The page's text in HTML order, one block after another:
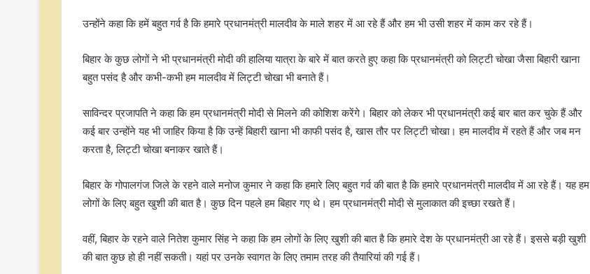
उन्होंने कहा कि हमें बहुत गर्व है कि हमारे प्रधानमंत्री मालदीव के माले शहर में आ रहे हैं और हम भी उसी शहर में काम कर रहे हैं।
बिहार के कुछ लोगों ने भी प्रधानमंत्री मोदी की हालिया यात्रा के बारे में बात करते हुए कहा कि प्रधानमंत्री को लिट्टी चोखा जैसा बिहारी खाना
बहुत पसंद है और कभी-कभी हम मालदीव में लिट्टी चोखा भी बनाते हैं।
साविन्दर प्रजापति ने कहा कि हम प्रधानमंत्री मोदी से मिलने की कोशिश करेंगे। बिहार को लेकर भी प्रधानमंत्री कई बार बात कर चुके हैं और
कई बार उन्होंने यह भी जाहिर किया है कि उन्हें बिहारी खाना भी काफी पसंद है, खास तौर पर लिट्टी चोखा। हम मालदीव में रहते हैं और जब मन
करता है, लिट्टी चोखा बनाकर खाते हैं।
बिहार के गोपालगंज जिले के रहने वाले मनोज कुमार ने कहा कि हमारे लिए बहुत गर्व की बात है कि हमारे प्रधानमंत्री मालदीव में आ रहे हैं। यह हम
लोगों के लिए बहुत खुशी की बात है। कुछ दिन पहले हम बिहार गए थे। हम प्रधानमंत्री मोदी से मुलाकात की इच्छा रखते हैं।
वहीं, बिहार के रहने वाले नितेश कुमार सिंह ने कहा कि हम लोगों के लिए खुशी की बात है कि हमारे देश के प्रधानमंत्री आ रहे हैं। इससे बड़ी खुशी
की बात कुछ हो ही नहीं सकती। यहां पर उनके स्वागत के लिए तमाम तरह की तैयारियां की गई हैं।